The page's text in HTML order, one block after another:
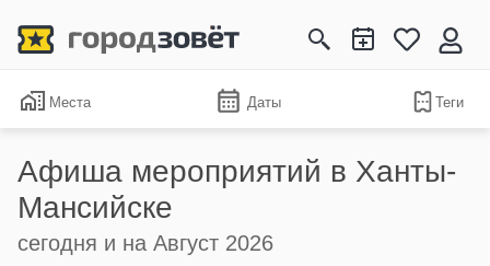
Места Даты Теги
Афиша мероприятий в Ханты-
Мансийске
сегодня и на Август 2026